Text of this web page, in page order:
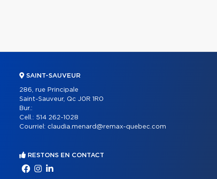
SAINT-SAUVEUR
286, rue Principale
Saint-Sauveur, Qc J0R 1R0
Bur.:
Cell.: 514 262-1028
Courriel: claudia.menard@remax-quebec.com
RESTONS EN CONTACT